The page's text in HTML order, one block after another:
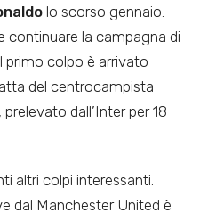
lo scorso gennaio.
continuare la campagna di
primo colpo è arrivato
del centrocampista
, prelevato dall’Inter per 18
altri colpi interessanti.
dal Manchester United è